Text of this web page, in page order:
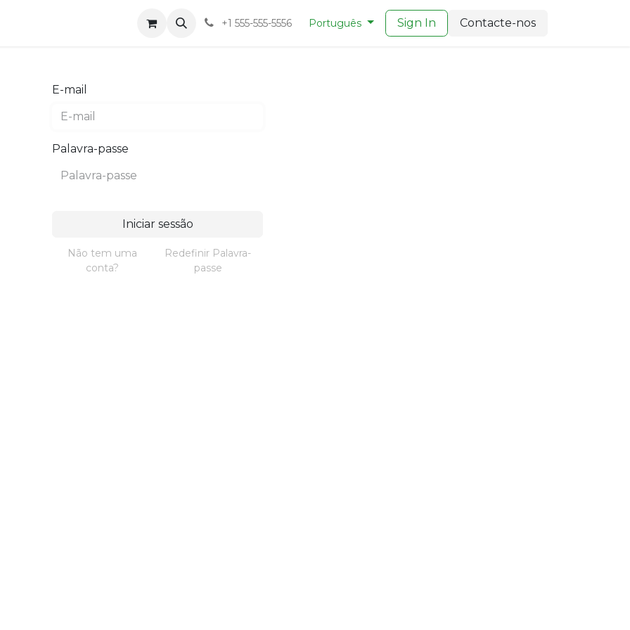
+1 555-555-5556 Português Sign In Contacte-nos
E-mail
Palavra-passe
Iniciar sessão
Não tem uma
conta?
Redefinir Palavra-
passe